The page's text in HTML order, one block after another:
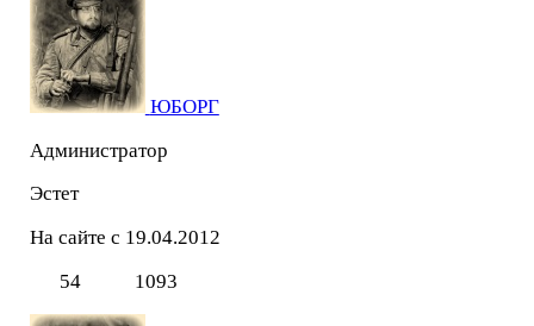
ЮБОРГ
Администратор
Эстет
На сайте с 19.04.2012
54
1093